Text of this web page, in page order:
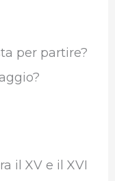
per partire?
il XV e il XVI